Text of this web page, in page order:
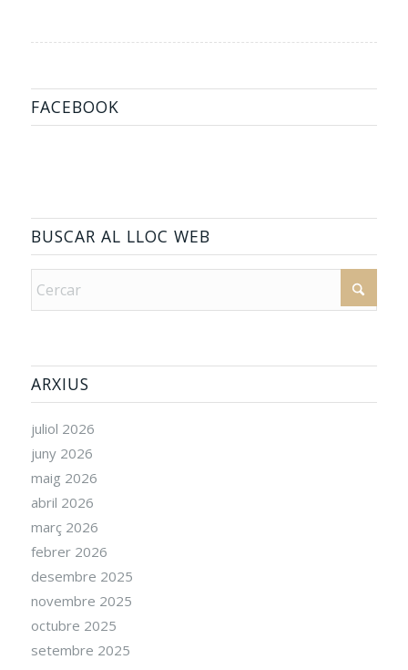
FACEBOOK
BUSCAR AL LLOC WEB
ARXIUS
juliol 2026
juny 2026
maig 2026
abril 2026
març 2026
febrer 2026
desembre 2025
novembre 2025
octubre 2025
setembre 2025